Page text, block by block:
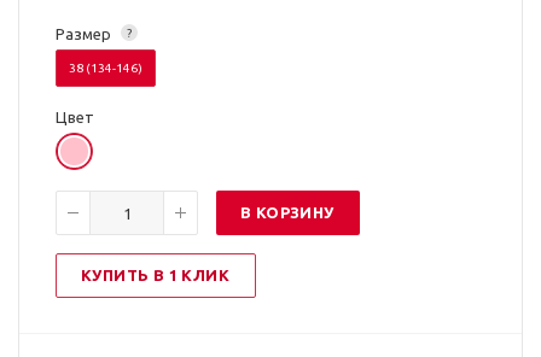
?
Размер
38 (134-146)
Цвет
В КОРЗИНУ
КУПИТЬ В 1 КЛИК